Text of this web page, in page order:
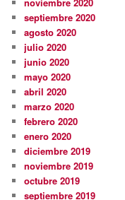
noviembre 2020
septiembre 2020
agosto 2020
julio 2020
junio 2020
mayo 2020
abril 2020
marzo 2020
febrero 2020
enero 2020
diciembre 2019
noviembre 2019
octubre 2019
septiembre 2019